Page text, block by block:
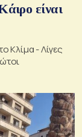
είναι
Κλίμα - Λίγες